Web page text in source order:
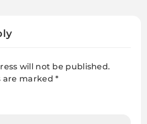
will not be published.
are marked*